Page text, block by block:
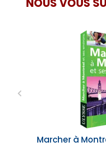
NOUS VOUS
Marcher à